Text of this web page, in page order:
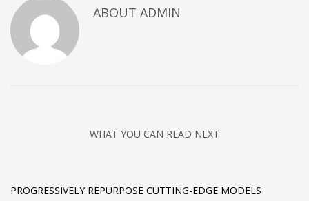
ABOUT ADMIN
WHAT YOU CAN READ NEXT
PROGRESSIVELY REPURPOSE CUTTING-EDGE MODELS